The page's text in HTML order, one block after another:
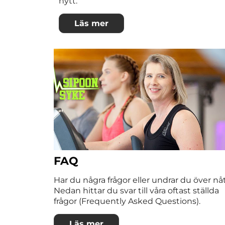
Läs mer
FAQ
Har du några frågor eller undrar du över
Nedan hittar du svar till våra oftast ställda
frågor (Frequently Asked Questions).